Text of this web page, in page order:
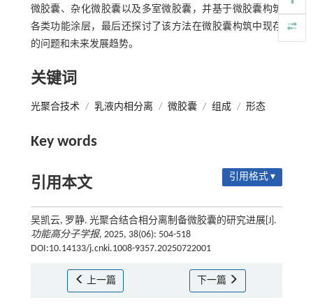
微胶囊、杂化微胶囊以及多室微胶囊，并基于微胶囊构筑
各类功能涂层，最后还探讨了该方法在微胶囊构筑中现存
的问题和未来发展趋势。
关键词
光聚合技术 / 乳液内相分离 / 微胶囊 / 组成 / 形态
Key words
引用本文 引用格式 ▾
吴凯云, 罗静. 光聚合结合相分离制备微胶囊的研究进展[J].
功能高分子学报, 2025, 38(06): 504-518
DOI:10.14133/j.cnki.1008-9357.20250722001
上一篇 下一篇